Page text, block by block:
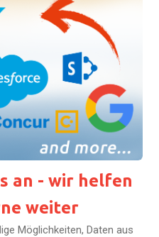
an - wir helfen
weiter
Möglichkeiten, Daten aus